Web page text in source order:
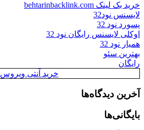
خرید بک لینک behtarinbacklink.com
لایسنس نود32
پسورد نود 32
اوکلی لایسنس رایگان نود 32
همیار نود 32
بهترین سئو
رایگان
خرید آنتی ویروس
آخرین دیدگاه‌ها
بایگانی‌ها